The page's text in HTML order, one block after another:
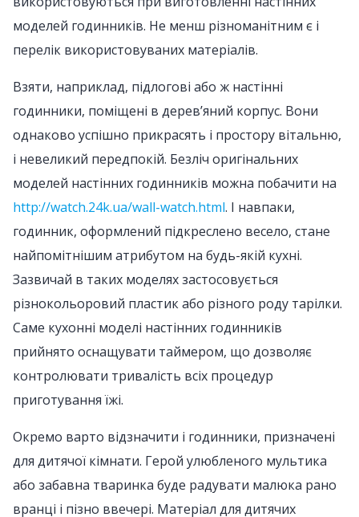
моделей годинників. Не менш різноманітним є і
перелік використовуваних матеріалів.
Взяти, наприклад, підлогові або ж настінні
годинники, поміщені в дерев’яний корпус. Вони
однаково успішно прикрасять і простору вітальню,
і невеликий передпокій. Безліч оригінальних
моделей настінних годинників можна побачити на
http://watch.24k.ua/wall-watch.html. І навпаки,
годинник, оформлений підкреслено весело, стане
найпомітнішим атрибутом на будь-якій кухні.
Зазвичай в таких моделях застосовується
різнокольоровий пластик або різного роду тарілки.
Саме кухонні моделі настінних годинників
прийнято оснащувати таймером, що дозволяє
контролювати тривалість всіх процедур
приготування їжі.
Окремо варто відзначити і годинники, призначені
для дитячої кімнати. Герой улюбленого мультика
або забавна тваринка буде радувати малюка рано
вранці і пізно ввечері. Матеріал для дитячих